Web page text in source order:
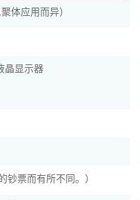
体应用而异）
晶显示器
钞票而有所不同。）